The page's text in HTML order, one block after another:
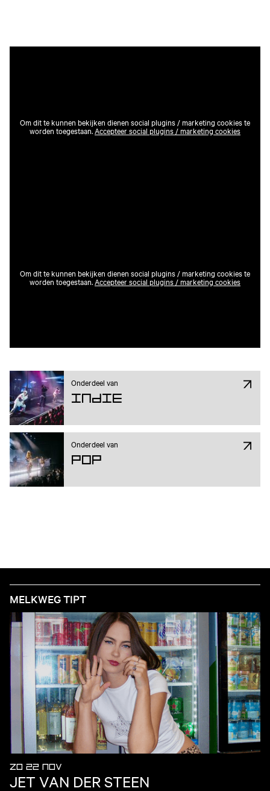
Om dit te kunnen bekijken dienen social plugins / marketing cookies te
worden toegestaan.Accepteer social plugins / marketing cookies
Om dit te kunnen bekijken dienen social plugins / marketing cookies te
worden toegestaan. Accepteer social plugins / marketing cookies
Onderdeel van
Indie
Onderdeel van
Pop
MELKWEG TIPT
ZO 22 NOV
JET VAN DER STEEN